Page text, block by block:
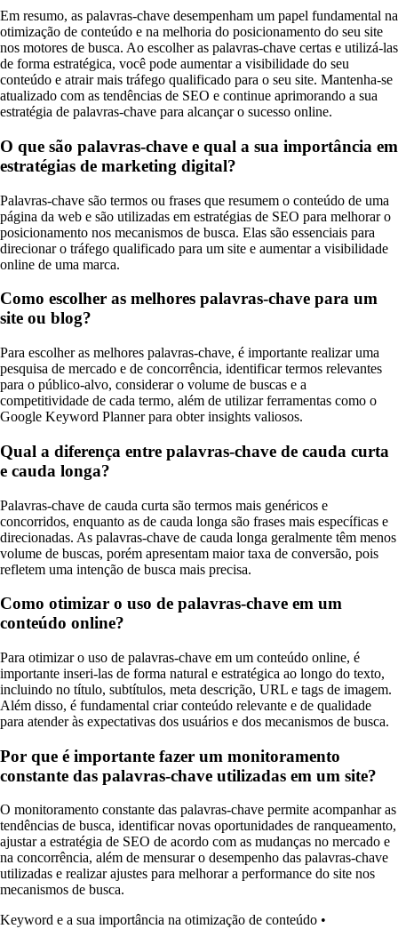
Em resumo, as palavras-chave desempenham um papel fundamental na
otimização de conteúdo e na melhoria do posicionamento do seu site
nos motores de busca. Ao escolher as palavras-chave certas e utilizá-las
de forma estratégica, você pode aumentar a visibilidade do seu
conteúdo e atrair mais tráfego qualificado para o seu site. Mantenha-se
atualizado com as tendências de SEO e continue aprimorando a sua
estratégia de palavras-chave para alcançar o sucesso online.
O que são palavras-chave e qual a sua importância em
estratégias de marketing digital?
Palavras-chave são termos ou frases que resumem o conteúdo de uma
página da web e são utilizadas em estratégias de SEO para melhorar o
posicionamento nos mecanismos de busca. Elas são essenciais para
direcionar o tráfego qualificado para um site e aumentar a visibilidade
online de uma marca.
Como escolher as melhores palavras-chave para um
site ou blog?
Para escolher as melhores palavras-chave, é importante realizar uma
pesquisa de mercado e de concorrência, identificar termos relevantes
para o público-alvo, considerar o volume de buscas e a
competitividade de cada termo, além de utilizar ferramentas como o
Google Keyword Planner para obter insights valiosos.
Qual a diferença entre palavras-chave de cauda curta
e cauda longa?
Palavras-chave de cauda curta são termos mais genéricos e
concorridos, enquanto as de cauda longa são frases mais específicas e
direcionadas. As palavras-chave de cauda longa geralmente têm menos
volume de buscas, porém apresentam maior taxa de conversão, pois
refletem uma intenção de busca mais precisa.
Como otimizar o uso de palavras-chave em um
conteúdo online?
Para otimizar o uso de palavras-chave em um conteúdo online, é
importante inseri-las de forma natural e estratégica ao longo do texto,
incluindo no título, subtítulos, meta descrição, URL e tags de imagem.
Além disso, é fundamental criar conteúdo relevante e de qualidade
para atender às expectativas dos usuários e dos mecanismos de busca.
Por que é importante fazer um monitoramento
constante das palavras-chave utilizadas em um site?
O monitoramento constante das palavras-chave permite acompanhar as
tendências de busca, identificar novas oportunidades de ranqueamento,
ajustar a estratégia de SEO de acordo com as mudanças no mercado e
na concorrência, além de mensurar o desempenho das palavras-chave
utilizadas e realizar ajustes para melhorar a performance do site nos
mecanismos de busca.
Keyword e a sua importância na otimização de conteúdo •